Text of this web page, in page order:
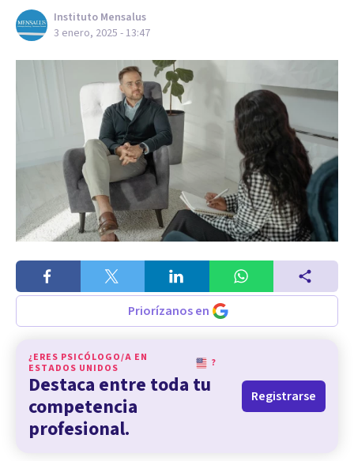
Instituto Mensalus
3 enero, 2025 - 13:47
Priorízanos en
¿ERES PSICÓLOGO/A EN
ESTADOS UNIDOS
?
Destaca entre toda tu
competencia
profesional.
Registrarse